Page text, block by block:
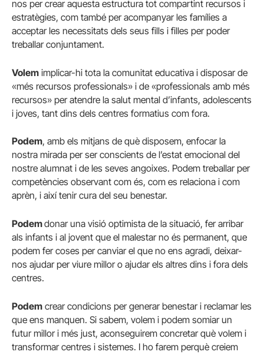
nos per crear aquesta estructura tot compartint recursos i
estratègies, com també per acompanyar les famílies a
acceptar les necessitats dels seus fills i filles per poder
treballar conjuntament.
Volem implicar-hi tota la comunitat educativa i disposar de
«més recursos professionals» i de «professionals amb més
recursos» per atendre la salut mental d’infants, adolescents
i joves, tant dins dels centres formatius com fora.
Podem, amb els mitjans de què disposem, enfocar la
nostra mirada per ser conscients de l’estat emocional del
nostre alumnat i de les seves angoixes. Podem treballar per
competències observant com és, com es relaciona i com
aprèn, i així tenir cura del seu benestar.
Podemdonar una visió optimista de la situació, fer arribar
als infants i al jovent que el malestar no és permanent, que
podem fer coses per canviar el que no ens agradi, deixar-
nos ajudar per viure millor o ajudar els altres dins i fora dels
centres.
Podem crear condicions per generar benestar i reclamar les
que ens manquen. Si sabem, volem i podem somiar un
futur millor i més just, aconseguirem concretar què volem i
transformar centres i sistemes. I ho farem perquè creiem